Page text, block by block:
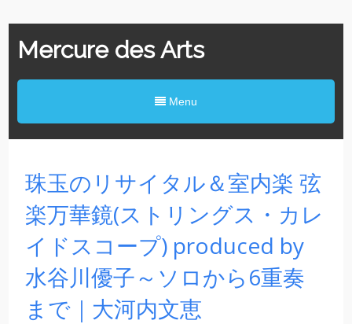
Mercure des Arts
Menu
珠玉のリサイタル＆室内楽 弦
楽万華鏡(ストリングス・カレ
イドスコープ) produced by
水谷川優子～ソロから6重奏
まで｜大河内文恵